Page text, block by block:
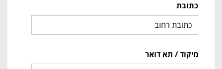
כתובת
מיקוד / תא דואר